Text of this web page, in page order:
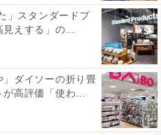
」スタンダードプ
えする」の...
」ダイソーの折り畳
高評価「使わ...